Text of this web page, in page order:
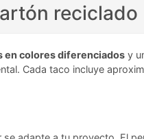
reciclado
en colores diferenciados y
Cada taco incluye